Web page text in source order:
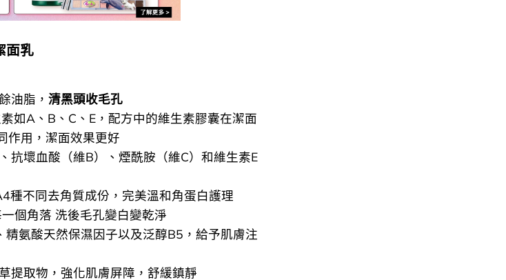
面乳
油脂， 清黑頭收毛孔
如A、B、C、E，配方中的維生素膠囊在潔面
作用，潔面效果更好
抗壞血酸（維B）、煙酰胺（維C）和維生素E
不同去角質成份，完美溫和角蛋白護理
個角落 洗後毛孔變白變乾淨
氨酸天然保濕因子以及泛醇B5，給予肌膚注
提取物，強化肌膚屏障，舒緩鎮靜